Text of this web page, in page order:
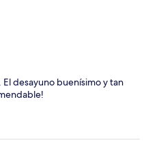
desayuno buenísimo y tan